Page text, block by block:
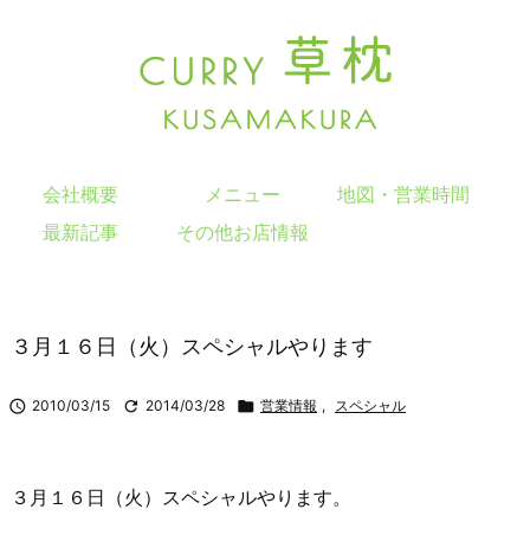
会社概要 メニュー
地図・営業時間
最新記事
その他お店情報
３月１６日（火）スペシャルやります
 2010/03/15  2014/03/28  営業情報 , スペシャル
３月１６日（火）スペシャルやります。